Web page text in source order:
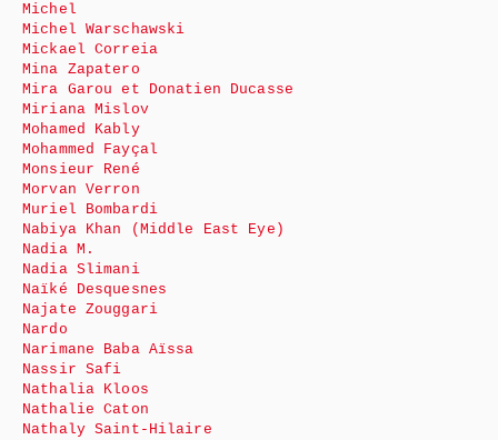
Michel
Michel Warschawski
Mickael Correia
Mina Zapatero
Mira Garou et Donatien Ducasse
Miriana Mislov
Mohamed Kably
Mohammed Fayçal
Monsieur René
Morvan Verron
Muriel Bombardi
Nabiya Khan (Middle East Eye)
Nadia M.
Nadia Slimani
Naïké Desquesnes
Najate Zouggari
Nardo
Narimane Baba Aïssa
Nassir Safi
Nathalia Kloos
Nathalie Caton
Nathaly Saint-Hilaire